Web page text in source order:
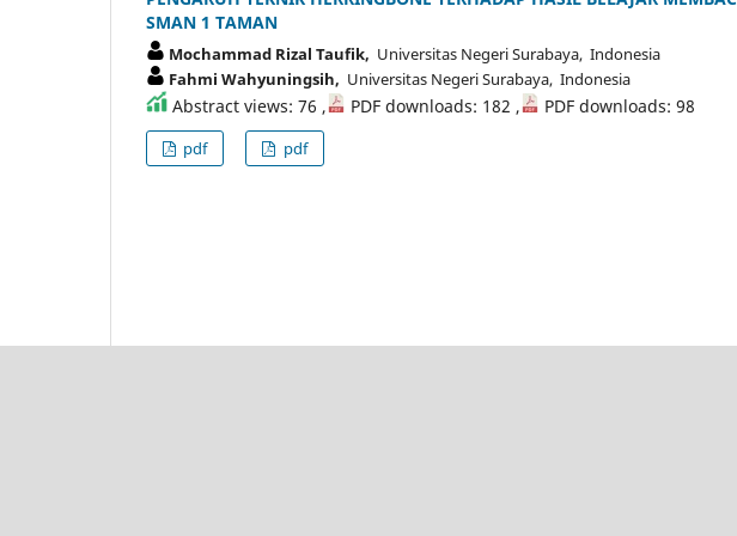
SMAN 1 TAMAN
Mochammad Rizal Taufik, Universitas Negeri Surabaya, Indonesia
Fahmi Wahyuningsih, Universitas Negeri Surabaya, Indonesia
Abstract views: 76 , PDF downloads: 182 , PDF downloads: 98
pdf pdf